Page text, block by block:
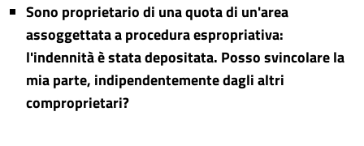
Sono proprietario di una quota di un'area
assoggettata a procedura espropriativa:
l'indennità è stata depositata. Posso svincolare la
mia parte, indipendentemente dagli altri
comproprietari?